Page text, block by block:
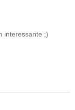
interessante ;)